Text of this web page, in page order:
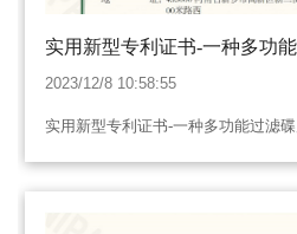
实用新型专利证书-一种多功
试验台
2023/12/8 10:58:55
实用新型专利证书-一种多功能过滤